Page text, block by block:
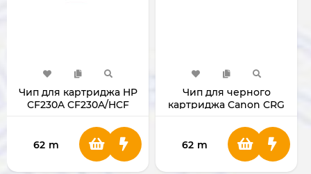
Чип для картриджа HP
CF230A CF230A/HCF
62 m
Чип для черного
картриджа Canon CRG
CRG051H/HP CF230X
62 m